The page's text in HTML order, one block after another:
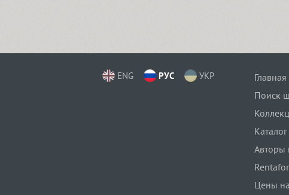
Areqo 4F (1)
ENG РУС УКР
Поиск
Авторы
Цены